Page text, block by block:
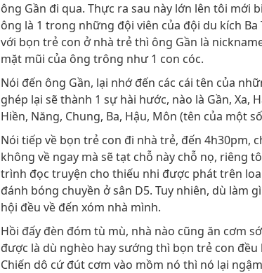
ông Gần đi qua. Thực ra sau này lớn lên tôi mới
ông là 1 trong những đội viên của đội du kích
với bọn trẻ con ở nhà trẻ thì ông Gần là
mặt mũi của ông trông như 1 con cóc.
Nói đến ông Gần, lại nhớ đến các cái tên của
ghép lại sẽ thành 1 sự hài hước, nào là Gần, Xa,
Hiền, Năng, Chung, Ba, Hậu, Môn (tên của một
Nói tiếp về bọn trẻ con đi nhà trẻ, đến 4h30pm,
không về ngay mà sẽ tạt chỗ này chỗ nọ, riêng
trình đọc truyện cho thiếu nhi được phát trên
đánh bóng chuyền ở sân D5. Tuy nhiên, dù làm
hội đều về đến xóm nhà mình.
Hồi đấy đèn đóm tù mù, nhà nào cũng ăn cơm
được là dù nghèo hay sướng thì bọn trẻ con
Chiến dô cứ đút cơm vào mồm nó thì nó lại